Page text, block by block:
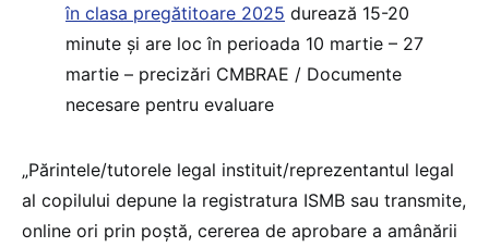
în clasa pregătitoare 2025 durează 15-20
minute și are loc în perioada 10 martie – 27
martie – precizări CMBRAE / Documente
necesare pentru evaluare
„Părintele/tutorele legal instituit/reprezentantul legal
al copilului depune la registratura ISMB sau transmite,
online ori prin poștă, cererea de aprobare a amânării